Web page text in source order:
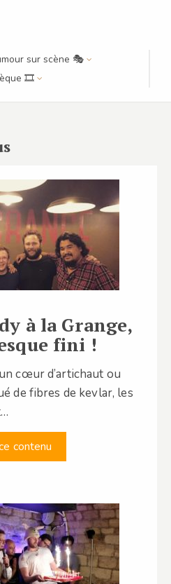
sur scène 🎭
🎞️
à la Grange,
fini !
cœur d’artichaut ou
de fibres de kevlar, les
contenu